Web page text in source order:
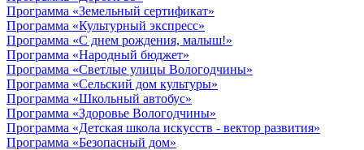
Программа «Земельный сертификат»
Программа «Культурный экспресс»
Программа «С днем рождения, малыш!»
Программа «Народный бюджет»
Программа «Светлые улицы Вологодчины»
Программа «Сельский дом культуры»
Программа «Школьный автобус»
Программа «Здоровье Вологодчины»
Программа «Детская школа искусств - вектор развития»
Программа «Безопасный дом»